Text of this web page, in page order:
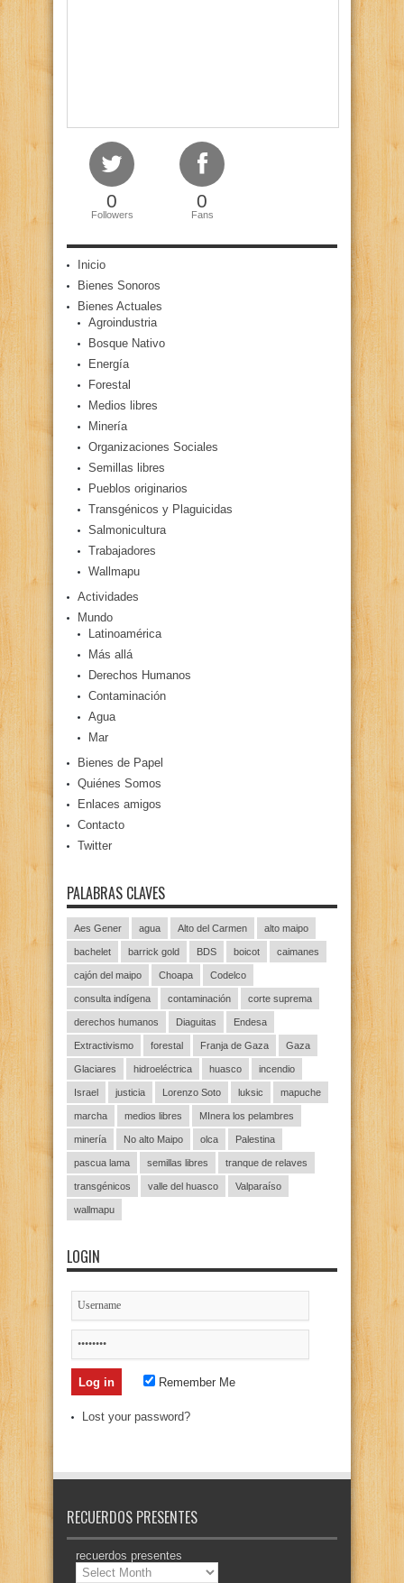
0
Followers
0
Fans
Inicio
Bienes Sonoros
Bienes Actuales
Agroindustria
Bosque Nativo
Energía
Forestal
Medios libres
Minería
Organizaciones Sociales
Semillas libres
Pueblos originarios
Transgénicos y Plaguicidas
Salmonicultura
Trabajadores
Wallmapu
Actividades
Mundo
Latinoamérica
Más allá
Derechos Humanos
Contaminación
Agua
Mar
Bienes de Papel
Quiénes Somos
Enlaces amigos
Contacto
Twitter
PALABRAS CLAVES
Aes Gener agua Alto del Carmen alto maipo
bachelet barrick gold BDS boicot caimanes
cajón del maipo Choapa Codelco
consulta indígena contaminación corte suprema
derechos humanos Diaguitas Endesa
Extractivismo forestal Franja de Gaza Gaza
Glaciares hidroeléctrica huasco incendio
Israel justicia Lorenzo Soto luksic mapuche
marcha medios libres MInera los pelambres
minería No alto Maipo olca Palestina
pascua lama semillas libres tranque de relaves
transgénicos valle del huasco Valparaíso
wallmapu
LOGIN
Remember Me
Lost your password?
RECUERDOS PRESENTES
recuerdos presentes